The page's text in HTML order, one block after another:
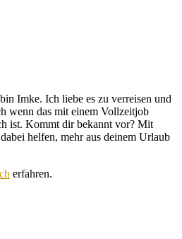
Imke. Ich liebe es zu verreisen und
wenn das mit einem Vollzeitjob
ist. Kommt dir bekannt vor? Mit
helfen, mehr aus deinem Urlaub
erfahren.